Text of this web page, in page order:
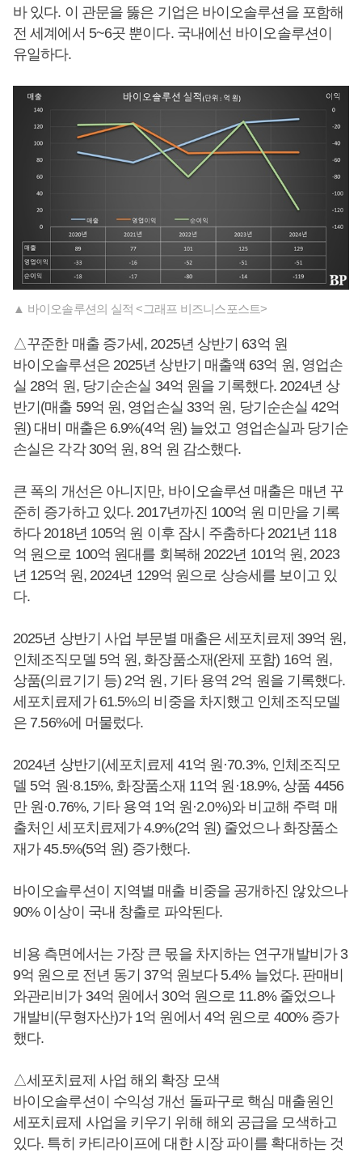
바 있다. 이 관문을 뚫은 기업은 바이오솔루션을 포함해
전 세계에서 5~6곳 뿐이다. 국내에선 바이오솔루션이
유일하다.
▲ 바이오솔루션의 실적 <그래프 비즈니스포스트>
△꾸준한 매출 증가세, 2025년 상반기 63억 원
바이오솔루션은 2025년 상반기 매출액 63억 원, 영업손
실 28억 원, 당기순손실 34억 원을 기록했다. 2024년 상
반기(매출 59억 원, 영업손실 33억 원, 당기순손실 42억
원) 대비 매출은 6.9%(4억 원) 늘었고 영업손실과 당기순
손실은 각각 30억 원, 8억 원 감소했다.
큰 폭의 개선은 아니지만, 바이오솔루션 매출은 매년 꾸
준히 증가하고 있다. 2017년까진 100억 원 미만을 기록
하다 2018년 105억 원 이후 잠시 주춤하다 2021년 118
억 원으로 100억 원대를 회복해 2022년 101억 원, 2023
년 125억 원, 2024년 129억 원으로 상승세를 보이고 있
다.
2025년 상반기 사업 부문별 매출은 세포치료제 39억 원,
인체조직모델 5억 원, 화장품소재(완제 포함) 16억 원,
상품(의료기기 등) 2억 원, 기타 용역 2억 원을 기록했다.
세포치료제가 61.5%의 비중을 차지했고 인체조직모델
은 7.56%에 머물렀다.
2024년 상반기(세포치료제 41억 원·70.3%, 인체조직모
델 5억 원·8.15%, 화장품소재 11억 원·18.9%, 상품 4456
만 원·0.76%, 기타 용역 1억 원·2.0%)와 비교해 주력 매
출처인 세포치료제가 4.9%(2억 원) 줄었으나 화장품소
재가 45.5%(5억 원) 증가했다.
바이오솔루션이 지역별 매출 비중을 공개하진 않았으나
90% 이상이 국내 창출로 파악된다.
비용 측면에서는 가장 큰 몫을 차지하는 연구개발비가 3
9억 원으로 전년 동기 37억 원보다 5.4% 늘었다. 판매비
와관리비가 34억 원에서 30억 원으로 11.8% 줄었으나
개발비(무형자산)가 1억 원에서 4억 원으로 400% 증가
했다.
△세포치료제 사업 해외 확장 모색
바이오솔루션이 수익성 개선 돌파구로 핵심 매출원인
세포치료제 사업을 키우기 위해 해외 공급을 모색하고
있다. 특히 카티라이프에 대한 시장 파이를 확대하는 것